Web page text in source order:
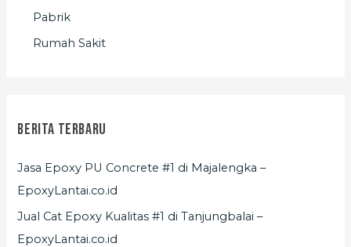
Pabrik
Rumah Sakit
Berita Terbaru
Jasa Epoxy PU Concrete #1 di Majalengka –
EpoxyLantai.co.id
Jual Cat Epoxy Kualitas #1 di Tanjungbalai –
EpoxyLantai.co.id